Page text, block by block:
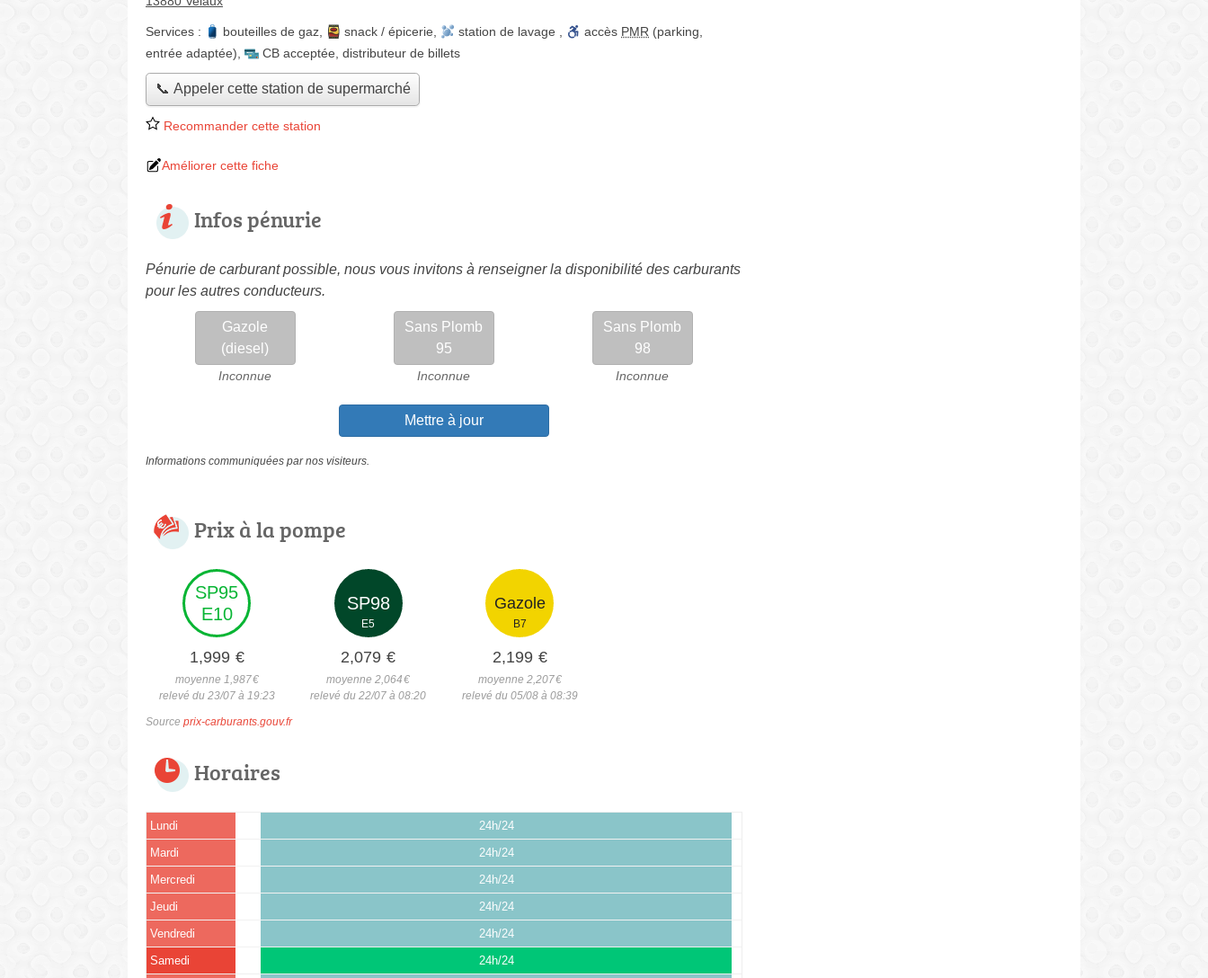
Services : bouteilles de gaz snack / épicerie station de lavage accès PMR (parking,
entrée adaptée)
CB acceptée distributeur de billets
📞 Appeler cette station de supermarché
Recommander cette station
Améliorer cette fiche
Infos pénurie
Pénurie de carburant possible, nous vous invitons à renseigner la disponibilité des carburants
pour les autres conducteurs.
Gazole
(diesel)
Inconnue
Sans Plomb
95
Inconnue
Sans Plomb
98
Inconnue
Mettre à jour
Informations communiquées par nos visiteurs.
Prix à la pompe
SP95
E10
1,999 €
moyenne 1,987€
relevé du 23/07 à 19:23
SP98
E5
2,079 €
moyenne 2,064€
relevé du 22/07 à 08:20
Gazole
B7
2,199 €
moyenne 2,207€
relevé du 05/08 à 08:39
Source prix-carburants.gouv.fr
Horaires
Lundi 24h/24
Mardi 24h/24
Mercredi 24h/24
Jeudi 24h/24
Vendredi 24h/24
Samedi 24h/24